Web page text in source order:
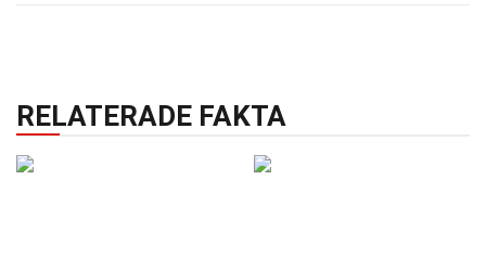
RELATERADE FAKTA